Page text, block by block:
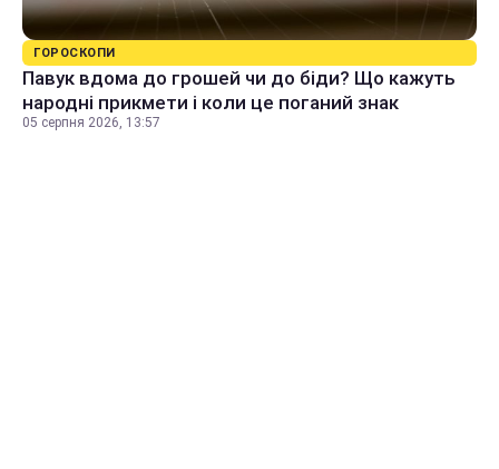
ГОРОСКОПИ
Павук вдома до грошей чи до біди? Що кажуть
народні прикмети і коли це поганий знак
05 серпня 2026, 13:57